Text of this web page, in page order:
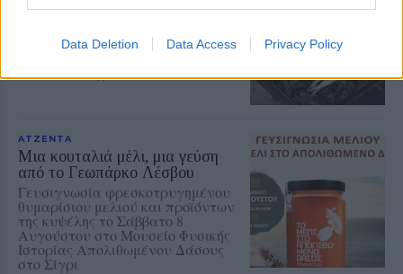
Data Deletion Data Access Privacy Policy
απόψε στον Κόλπο της Γέρας
και χορευτικά συγκροτήματα στη
Γιορτή Παπαλίνας που ξεκινά στις
ΑΤΖΕΝΤΑ
Μια κουταλιά μέλι, μια γεύση
από το Γεωπάρκο Λέσβου
Γευσιγνωσία φρεσκοτρυγημένου
θυμαρίσιου μελιού και προϊόντων
της κυψέλης το Σάββατο 8
Αυγούστου στο Μουσείο Φυσικής
Ιστορίας Απολιθωμένου Δάσους
στο Σίγρι